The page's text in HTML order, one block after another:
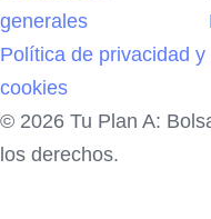
generales
Política de privacidad y
cookies
© 2026 Tu Plan A:
los derechos.